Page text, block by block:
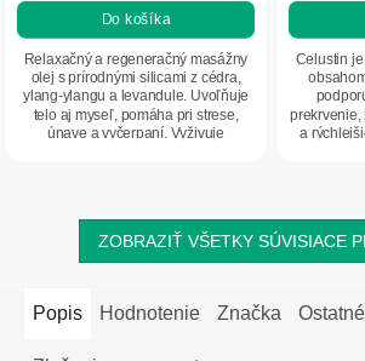
Do košíka
Relaxačný a regeneračný masážny
olej s prírodnými silicami z cédra,
ylang-ylangu a levandule. Uvoľňuje
telo aj myseľ, pomáha pri strese,
únave a vyčerpaní. Vyživuje
Celustin
prekrvenie,
a
ZOBRAZIŤ VŠETKY SÚVISIACE
Popis Hodnotenie Značka